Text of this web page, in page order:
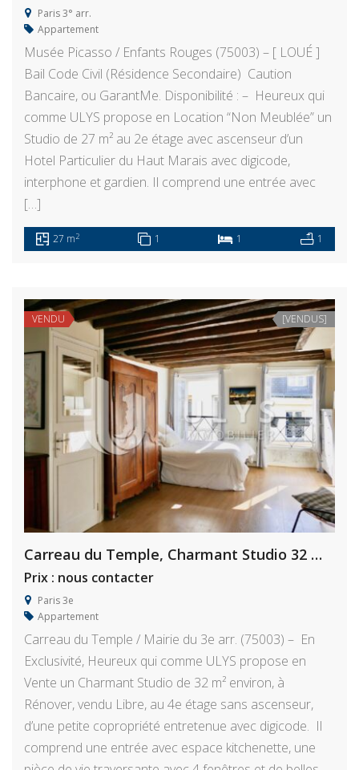
Paris 3° arr.
Appartement
Musée Picasso / Enfants Rouges (75003) – [ LOUÉ ]
Bail Code Civil (Résidence Secondaire) Caution
Bancaire, ou GarantMe. Disponibilité : – Heureux qui
comme ULYS propose en Location “Non Meublée” un
Studio de 27 m² au 2e étage avec ascenseur d’un
Hotel Particulier du Haut Marais avec digicode,
interphone et gardien. Il comprend une entrée avec
[…]
27 m2 1 1 1
VENDU [VENDUS]
Carreau du Temple, Charmant Studio 32 m², à Rénover
Prix : nous contacter
Paris 3e
Appartement
Carreau du Temple / Mairie du 3e arr. (75003) – En
Exclusivité, Heureux qui comme ULYS propose en
Vente un Charmant Studio de 32 m² environ, à
Rénover, vendu Libre, au 4e étage sans ascenseur,
d’une petite copropriété entretenue avec digicode. Il
comprend une entrée avec espace kitchenette, une